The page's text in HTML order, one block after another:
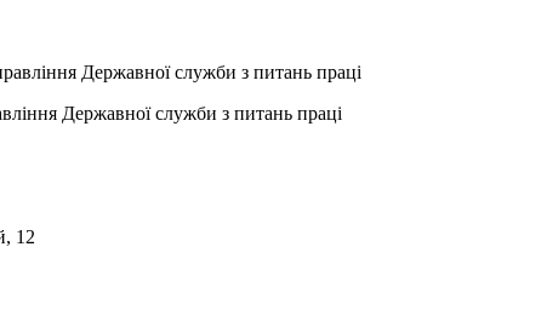
Державної служби з питань праці
12